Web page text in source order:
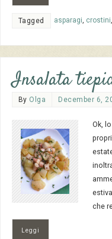
Tagged asparagi crostini
Insalata
By Olga December 6,
Ok,
che
Leggi